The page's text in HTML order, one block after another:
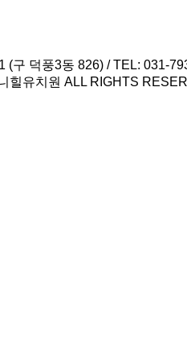
(구 덕풍3동 826) / TEL: 031-
힐유치원 ALL RIGHTS